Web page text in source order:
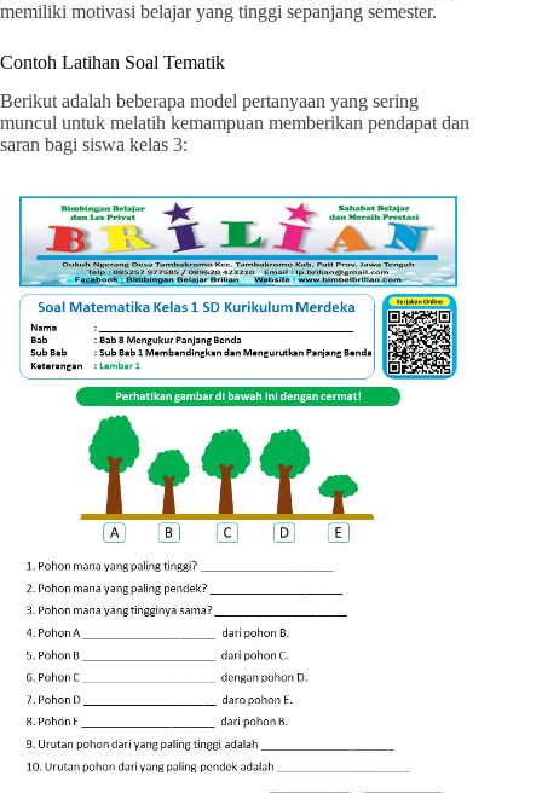
memiliki motivasi belajar yang tinggi sepanjang semester.
Contoh Latihan Soal Tematik
Berikut adalah beberapa model pertanyaan yang sering
muncul untuk melatih kemampuan memberikan pendapat dan
saran bagi siswa kelas 3: